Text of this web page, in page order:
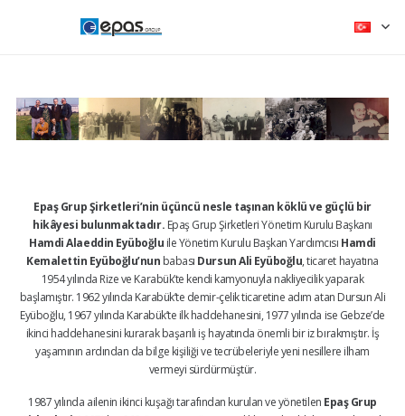
Epaş Grup Şirketleri’nin üçüncü nesle taşınan köklü ve güçlü bir
hikâyesi bulunmaktadır. Epaş Grup Şirketleri Yönetim Kurulu Başkanı
Hamdi Alaeddin Eyüboğlu ile Yönetim Kurulu Başkan Yardımcısı Hamdi
Kemalettin Eyüboğlu’nun babası Dursun Ali Eyüboğlu, ticaret hayatına
1954 yılında Rize ve Karabük’te kendi kamyonuyla nakliyecilik yaparak
başlamıştır. 1962 yılında Karabük’te demir-çelik ticaretine adım atan Dursun Ali
Eyüboğlu, 1967 yılında Karabük’te ilk haddehanesini, 1977 yılında ise Gebze’de
ikinci haddehanesini kurarak başarılı iş hayatında önemli bir iz bırakmıştır. İş
yaşamının ardından da bilge kişiliği ve tecrübeleriyle yeni nesillere ilham
vermeyi sürdürmüştür.
1987 yılında ailenin ikinci kuşağı tarafından kurulan ve yönetilen Epaş Grup